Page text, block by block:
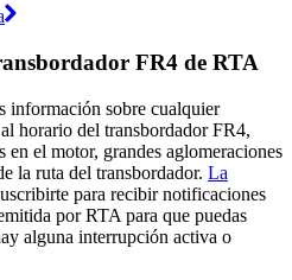
FR4 de RTA
información sobre cualquier
horario del transbordador FR4,
en el motor, grandes aglomeraciones
la ruta del transbordador. La
para recibir notificaciones
por RTA para que puedas
alguna interrupción activa o